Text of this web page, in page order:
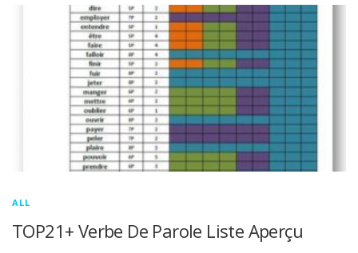
ALL
TOP21+ Verbe De Parole Liste Aperçu